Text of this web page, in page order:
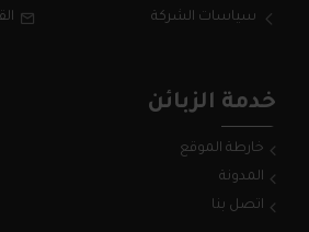
سياسات الشركة
خدمة الزبائن
خارطة الموقع
المدونة
اتصل بنا